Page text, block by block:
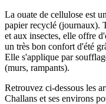
La ouate de cellulose est
papier recyclé (journaux).
et aux insectes, elle offre
un très bon confort d'été
Elle s'applique par
(murs, rampants).
Retrouvez ci-dessous les
Challans et ses environs